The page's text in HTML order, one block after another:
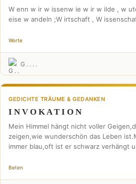
W enn w ir w issenw ie w ir w ilde , w
eise w andeln ;W irtschaft , W
Worte
G . . . .
GEDICHTE TRÄUME & GEDANKEN
I N V O K A T I O N
Mein Himmel hängt nicht voller
zeigen,wie wunderschön das Leben
immer blau,oft ist er schwarz verhängt
Beten